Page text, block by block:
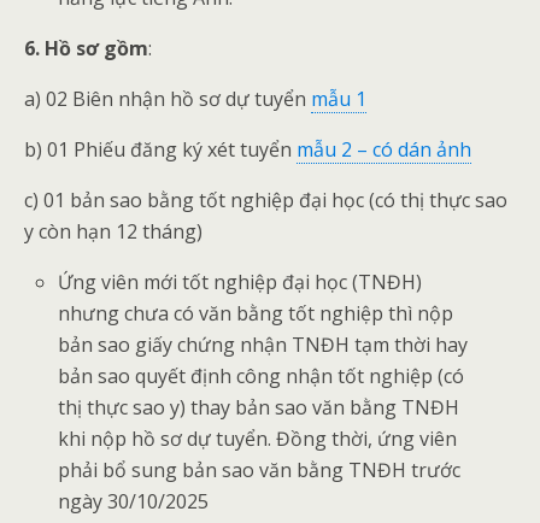
6. Hồ sơ gồm:
a) 02 Biên nhận hồ sơ dự tuyển mẫu 1
b) 01 Phiếu đăng ký xét tuyển mẫu 2 – có dán ảnh
c) 01 bản sao bằng tốt nghiệp đại học (có thị thực sao
y còn hạn 12 tháng)
Ứng viên mới tốt nghiệp đại học (TNĐH)
nhưng chưa có văn bằng tốt nghiệp thì nộp
bản sao giấy chứng nhận TNĐH tạm thời hay
bản sao quyết định công nhận tốt nghiệp (có
thị thực sao y) thay bản sao văn bằng TNĐH
khi nộp hồ sơ dự tuyển. Đồng thời, ứng viên
phải bổ sung bản sao văn bằng TNĐH trước
ngày 30/10/2025